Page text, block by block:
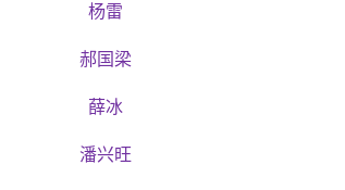
杨雷
郝国梁
薛冰
潘兴旺